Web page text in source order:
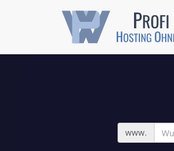
Wunschdomain
www.